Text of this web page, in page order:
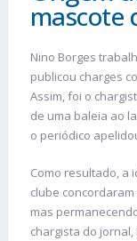
mascote
Nino Borges
publicou charges
Assim, foi o
de uma baleia ao
o periódico
Como resultado, a
clube
mas
chargista do